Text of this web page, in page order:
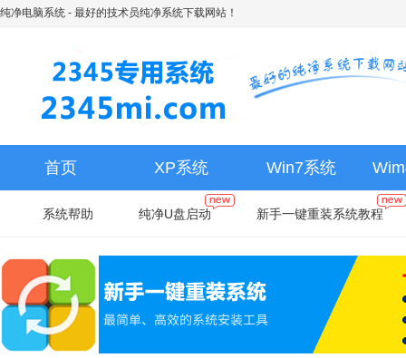
纯净电脑系统 - 最好的技术员纯净系统下载网站！
首页 XP系统 Win7系统
系统帮助 纯净U盘启动 新手一键重装系统教程